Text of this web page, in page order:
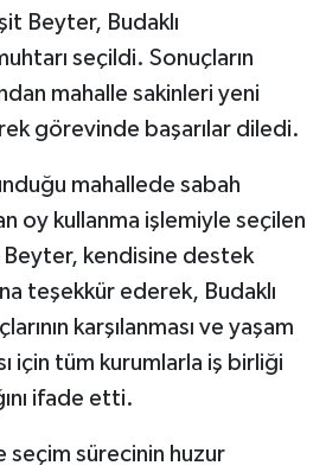
Beyter, Budaklı
seçildi. Sonuçların
mahalle sakinleri yeni
görevinde başarılar diledi.
mahallede sabah
oy kullanma işlemiyle seçilen
kendisine destek
teşekkür ederek, Budaklı
karşılanması ve yaşam
için tüm kurumlarla iş birliği
ifade etti.
seçim sürecinin huzur